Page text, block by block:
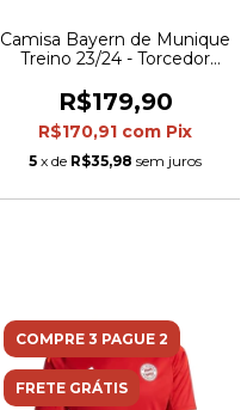
Camisa Bayern de Munique
Treino 23/24 - Torcedor
R$179,90
R$170,91 com Pix
5 x de R$35,98 sem juros
COMPRE 3 PAGUE 2
FRETE GRÁTIS